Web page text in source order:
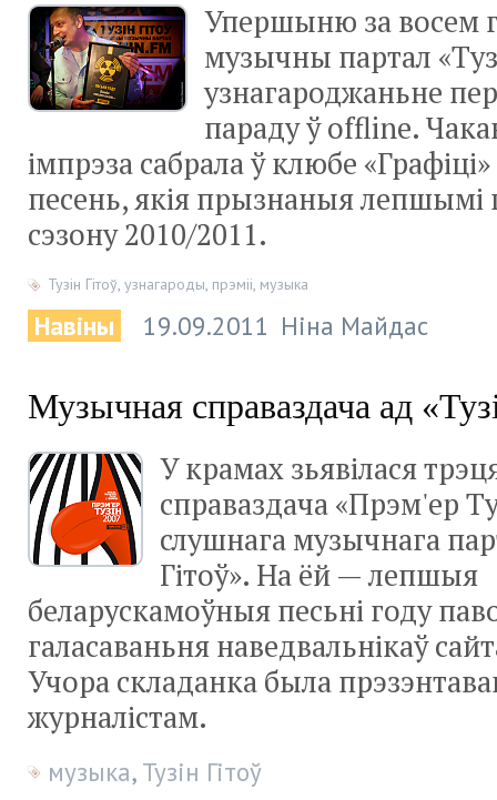
Упершыню за восем
музычны партал
узнагароджаньне
параду ў offline.
імпрэза сабрала ў клюбе
песень, якія прызнаныя лепшымі
сэзону 2010/2011.
Тузін Гітоў, узнагароды, прэміі, музыка
Навіны 19.09.2011 Ніна Майдас
Музычная справаздача ад
У крамах зьявілася
справаздача «Прэм'ер
слушнага музычнага
Гітоў». На ёй — лепшыя
беларускамоўныя песьні году
галасаваньня наведвальнікаў
Учора складанка была
журналістам.­­
музыка, Тузін Гітоў